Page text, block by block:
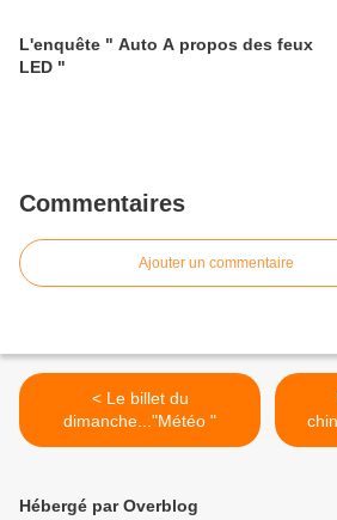
L'enquête " Auto A propos des feux
LED "
Commentaires
Ajouter un commentaire
< Le billet du
dimanche..."Météo "
Hébergé par Overblog